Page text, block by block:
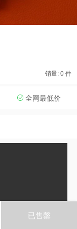
销量: 0 件
全网最低价
已售罄